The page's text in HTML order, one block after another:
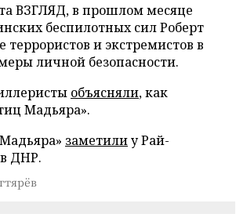
ВЗГЛЯД, в прошлом месяце
беспилотных сил Роберт
террористов и экстремистов в
личной безопасности.
объясняли, как
Мадьяра».
заметилиу Рай-
ДНР.